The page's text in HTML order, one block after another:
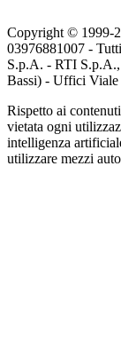
Copyright © 1999-
03976881007 -
S.p.A. - RTI S.p.A.,
Bassi) - Uffici Viale
Rispetto ai
vietata ogni
intelligenza
utilizzare mezzi